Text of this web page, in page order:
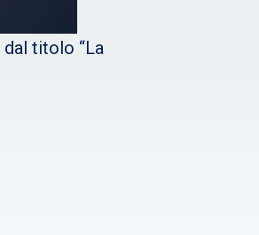
dal titolo “La